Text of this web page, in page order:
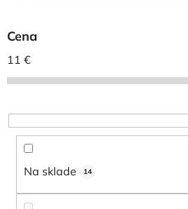
p
r
o
u
k
Cena
11 €
Na sklade 14